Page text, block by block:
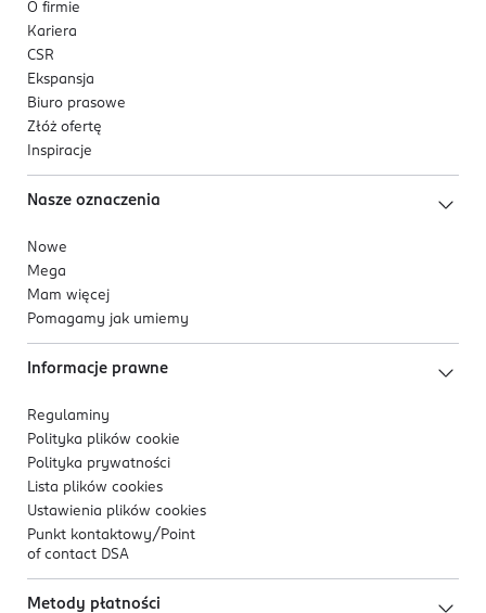
O firmie
Kariera
CSR
Ekspansja
Biuro prasowe
Złóż ofertę
Inspiracje
Nasze oznaczenia
Nowe
Mega
Mam więcej
Pomagamy jak umiemy
Informacje prawne
Regulaminy
Polityka plików cookie
Polityka prywatności
Lista plików cookies
Ustawienia plików cookies
Punkt kontaktowy/ Point
of contact DSA
Metody płatności